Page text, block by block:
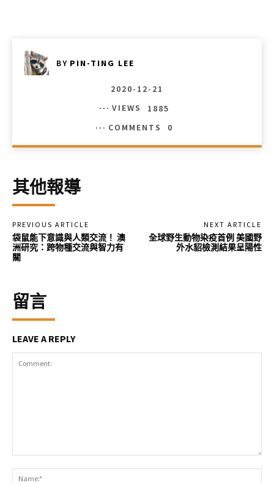
BY PIN-TING LEE
2020-12-21
VIEWS
1885
COMMENTS
0
其他報導
PREVIOUS ARTICLE
袋鼠能下意識與人類交流！ 澳
洲研究：跨物種交流與智力有
關
NEXT ARTICLE
全球野生動物染疫首例 美國野
外水貂檢測結果呈陽性
留言
LEAVE A REPLY